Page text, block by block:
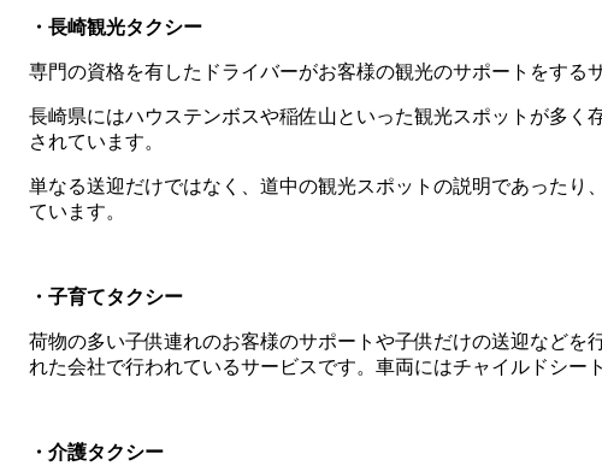
・長崎観光タクシー
専門の資格を有したドライバーがお客様の観光のサポートをする
長崎県にはハウステンボスや稲佐山といった観光スポットが多く
されています。
単なる送迎だけではなく、道中の観光スポットの説明であったり
ています。
・子育てタクシー
荷物の多い子供連れのお客様のサポートや子供だけの送迎などを
れた会社で行われているサービスです。車両にはチャイルドシー
・介護タクシー